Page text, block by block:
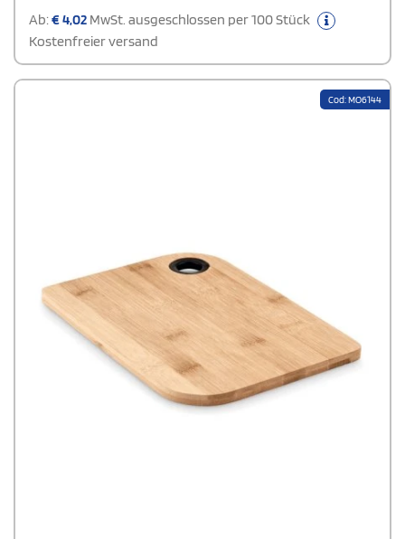
Ab:€4,02 MwSt. ausgeschlossen per 100 Stück
Kostenfreier versand
Cod: MO6144